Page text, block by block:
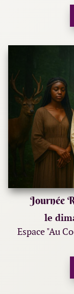
Journée
le
Espace "Au